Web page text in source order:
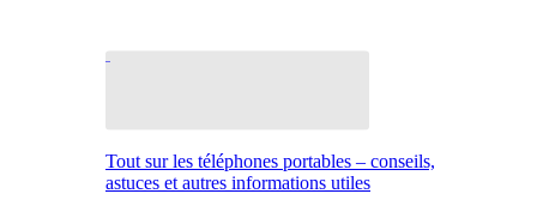
Tout sur les téléphones portables – conseils,
astuces et autres informations utiles